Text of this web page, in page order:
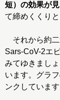
短）の効果が
て締めくくりと
それから約二
Sars-CoV-2エ
みてゆきまし
います。グラ
ンクしています